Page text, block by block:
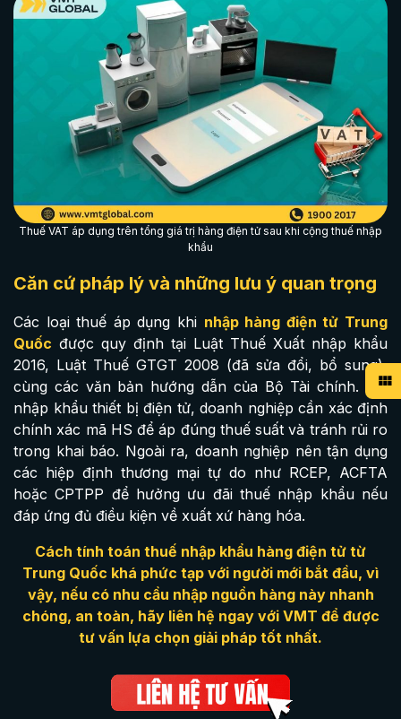
Thuế VAT áp dụng trên tổng giá trị hàng điện tử sau khi cộng thuế nhập
khẩu
Căn cứ pháp lý và những lưu ý quan trọng
Các loại thuế áp dụng khi nhập hàng điện tử Trung
Quốc được quy định tại Luật Thuế Xuất nhập khẩu
2016, Luật Thuế GTGT 2008 (đã sửa đổi, bổ sung),
cùng các văn bản hướng dẫn của Bộ Tài chính. Khi
nhập khẩu thiết bị điện tử, doanh nghiệp cần xác định
chính xác mã HS để áp đúng thuế suất và tránh rủi ro
trong khai báo. Ngoài ra, doanh nghiệp nên tận dụng
các hiệp định thương mại tự do như RCEP, ACFTA
hoặc CPTPP để hưởng ưu đãi thuế nhập khẩu nếu
đáp ứng đủ điều kiện về xuất xứ hàng hóa.
Cách tính toán thuế nhập khẩu hàng điện tử từ
Trung Quốc khá phức tạp với người mới bắt đầu, vì
vậy, nếu có nhu cầu nhập nguồn hàng này nhanh
chóng, an toàn, hãy liên hệ ngay với VMT để được
tư vấn lựa chọn giải pháp tốt nhất.